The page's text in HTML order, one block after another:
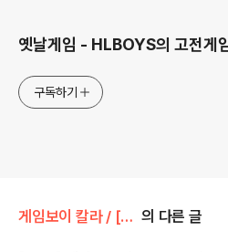
옛날게임 - HLBOYS의 고전게
구독하기
게임보이 칼라 / [GBC]/RPG 의 다른 글